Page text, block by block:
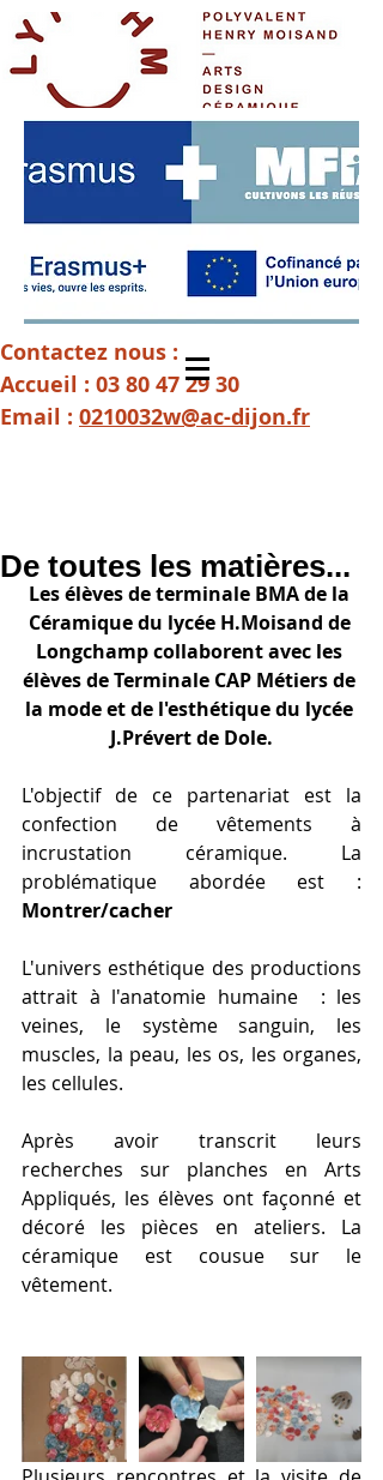
Contactez nous :
Accueil : 03 80 47 29 30
Email : 0210032w@ac-dijon.fr
De toutes les matières...
Les élèves de terminale BMA de la
Céramique du lycée H.Moisand de
Longchamp collaborent avec les
élèves de Terminale CAP Métiers de
la mode et de l'esthétique du lycée
J.Prévert de Dole.
L'objectif de ce partenariat est la
confection de vêtements à
incrustation céramique. La
Montrer/cacher
L'univers esthétique des productions
attrait à l'anatomie humaine  : les
veines, le système sanguin, les
muscles, la peau, les os, les organes,
les cellules.
Après avoir transcrit leurs
recherches sur planches en Arts
Appliqués, les élèves ont façonné et
décoré les pièces en ateliers. La
céramique est cousue sur le
vêtement.